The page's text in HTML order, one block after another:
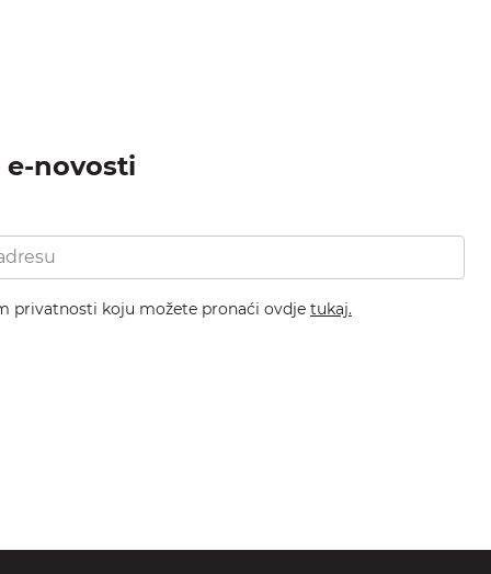
e-novosti
privatnosti koju možete pronaći ovdje tukaj.